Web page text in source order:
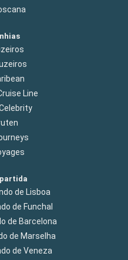
Line
de Lisboa
de Funchal
de Barcelona
de Marselha
de Veneza